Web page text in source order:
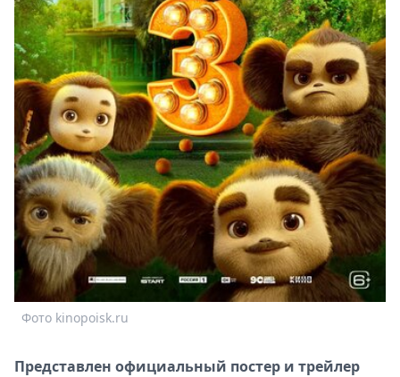
Спецпроекты
Звезды
Выборы
2026
Скачай
Metro
Фото kinopoisk.ru
Представлен официальный постер и трейлер